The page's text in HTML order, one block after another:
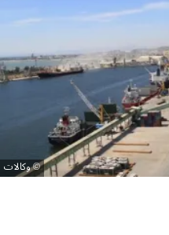
وكالات